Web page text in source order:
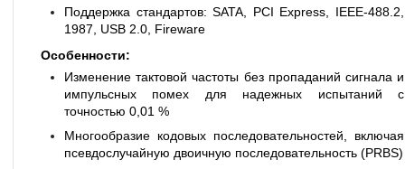
Поддержка стандартов: SATA, PCI Express, IEEE-488.2,
1987, USB 2.0, Fireware
Особенности:
Изменение тактовой частоты без пропаданий сигнала и
импульсных помех для надежных испытаний с
точностью 0,01 %
Многообразие кодовых последовательностей, включая
псевдослучайную двоичную последовательность (PRBS)